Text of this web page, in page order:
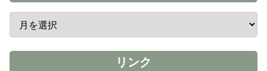
リンク